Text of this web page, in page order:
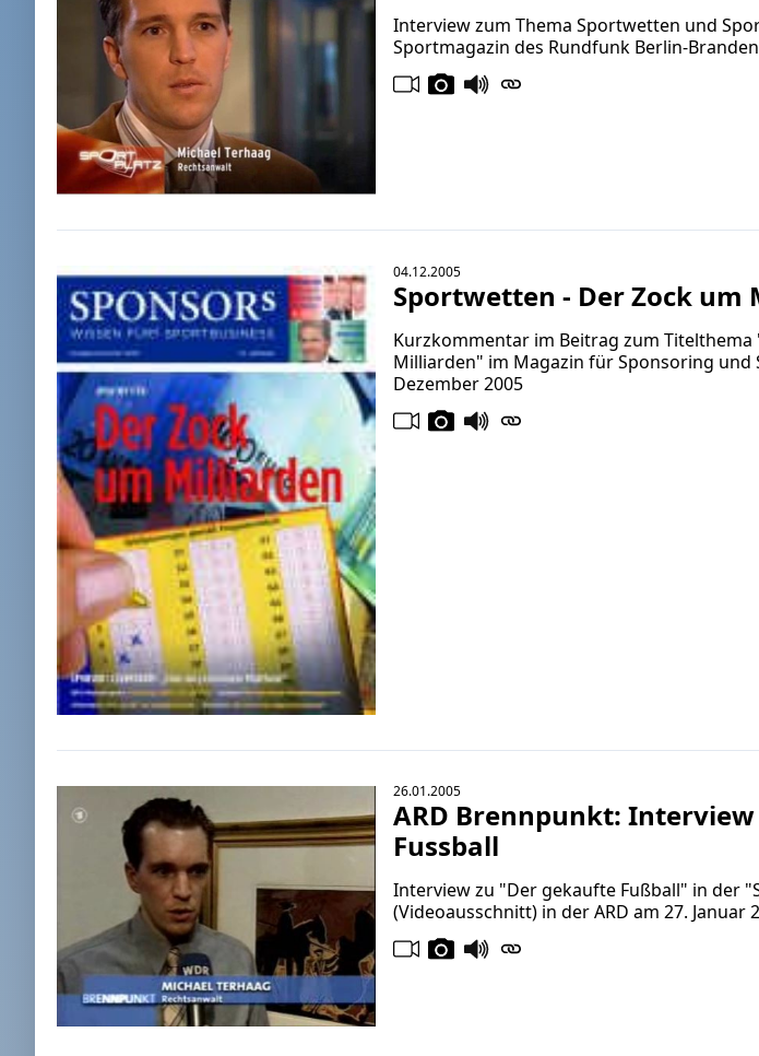
Interview zum Thema Sportwetten und
Sportmagazin des Rundfunk Berlin-
04.12.2005
Sportwetten - Der Zock um
Kurzkommentar im Beitrag zum
Milliarden" im Magazin für Sponsoring und
Dezember 2005
26.01.2005
ARD Brennpunkt:
Fussball
Interview zu "Der gekaufte Fußball" in der
(Videoausschnitt) in der ARD am 27. Januar